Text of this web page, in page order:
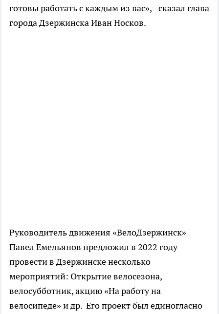
готовы работать с каждым из вас», - сказал глава
города Дзержинска Иван Носков.
Руководитель движения «ВелоДзержинск»
Павел Емельянов предложил в 2022 году
провести в Дзержинске несколько
мероприятий: Открытие велосезона,
велосубботник, акцию «На работу на
велосипеде» и др. Его проект был единогласно